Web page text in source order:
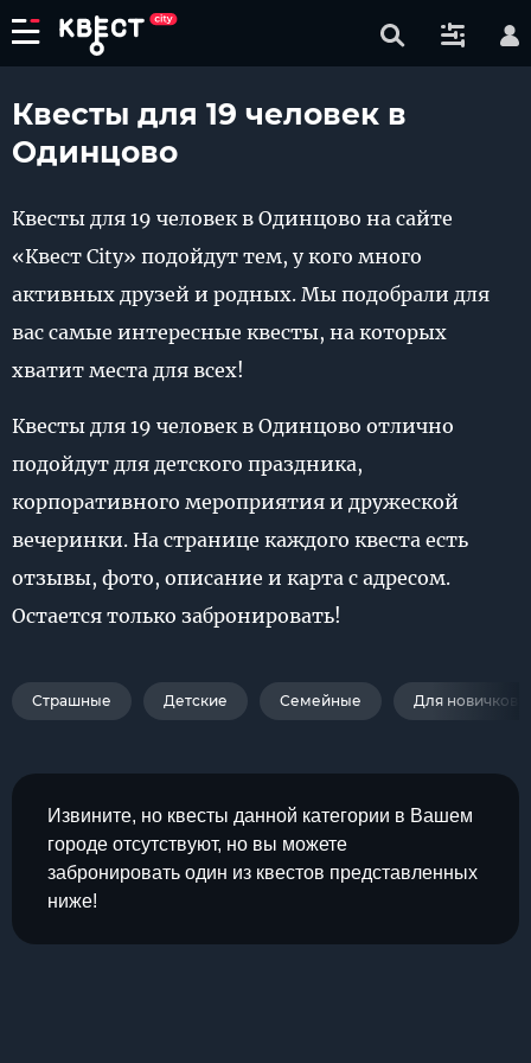
Квесты для 19 человек в
Одинцово
Квесты для 19 человек в Одинцово на сайте
«Квест City» подойдут тем, у кого много
активных друзей и родных. Мы подобрали для
вас самые интересные квесты, на которых
хватит места для всех!
Квесты для 19 человек в Одинцово отлично
подойдут для детского праздника,
корпоративного мероприятия и дружеской
вечеринки. На странице каждого квеста есть
отзывы, фото, описание и карта с адресом.
Остается только забронировать!
Страшные Детские Семейные Для новичков
Извините, но квесты данной категории в Вашем
городе отсутствуют, но вы можете
забронировать один из квестов представленных
ниже!